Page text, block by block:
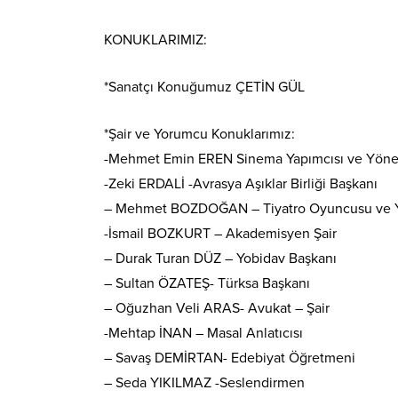
KONUKLARIMIZ:
*Sanatçı Konuğumuz ÇETİN GÜL
*Şair ve Yorumcu Konuklarımız:
-Mehmet Emin EREN Sinema Yapımcısı ve
-Zeki ERDALİ -Avrasya Aşıklar Birliği Başkanı
– Mehmet BOZDOĞAN – Tiyatro Oyuncusu ve
-İsmail BOZKURT – Akademisyen Şair
– Durak Turan DÜZ – Yobidav Başkanı
– Sultan ÖZATEŞ- Türksa Başkanı
– Oğuzhan Veli ARAS- Avukat – Şair
-Mehtap İNAN – Masal Anlatıcısı
– Savaş DEMİRTAN- Edebiyat Öğretmeni
– Seda YIKILMAZ -Seslendirmen